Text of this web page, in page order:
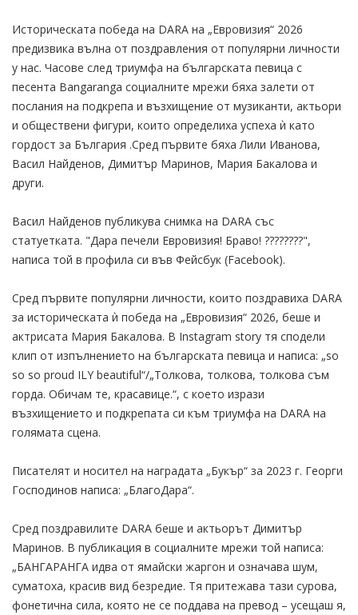
Историческата победа на DARA на „Евровизия“ 2026
предизвика вълна от поздравления от популярни личности
у нас. Часове след триумфа на българската певица с
песента Bangaranga социалните мрежи бяха залети от
послания на подкрепа и възхищение от музиканти, актьори
и обществени фигури, които определиха успеха ѝ като
гордост за България .Сред първите бяха Лили Иванова,
Васил Найденов, Димитър Маринов, Мария Бакалова и
други.
Васил Найденов публикува снимка на DARA със
статуетката. "Дара печели Евровизия! Браво! ????????",
написа той в профила си във Фейсбук (Facebook).
Сред първите популярни личности, които поздравиха DARA
за историческата ѝ победа на „Евровизия“ 2026, беше и
актрисата Мария Бакалова. В Instagram story тя сподели
клип от изпълнението на българската певица и написа: „so
so so proud ILY beautiful“/„Толкова, толкова, толкова съм
горда. Обичам те, красавице.“, с което изрази
възхищението и подкрепата си към триумфа на DARA на
голямата сцена.
Писателят и носител на наградата „Букър“ за 2023 г. Георги
Господинов написа: „БлагоДара“.
Сред поздравилите DARA беше и актьорът Димитър
Маринов. В публикация в социалните мрежи той написа:
„БАНГАРАНГА идва от ямайски жаргон и означава шум,
суматоха, красив вид безредие. Тя притежава тази сурова,
фонетична сила, която не се поддава на превод – усещаш я,